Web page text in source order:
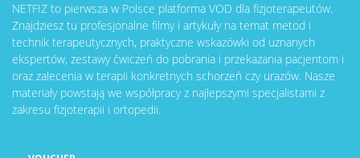
NETFIZ to pierwsza w Polsce platforma VOD dla fizjoterapeutów.
Znajdziesz tu profesjonalne filmy i artykuły na temat metod i
technik terapeutycznych, praktyczne wskazówki od uznanych
ekspertów, zestawy ćwiczeń do pobrania i przekazania pacjentom i
oraz zalecenia w terapii konkretnych schorzeń czy urazów. Nasze
materiały powstają we współpracy z najlepszymi specjalistami z
zakresu fizjoterapii i ortopedii.